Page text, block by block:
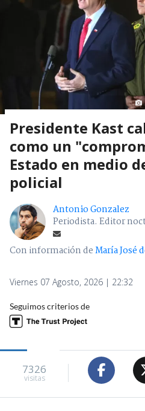
Presidente Kast
como un
Estado en medio
policial
Antonio Gonzalez
Periodista. Editor
Con información deMaría José
Viernes 07 Agosto, 2026 | 22:32
Seguimos criterios de
7326
visitas